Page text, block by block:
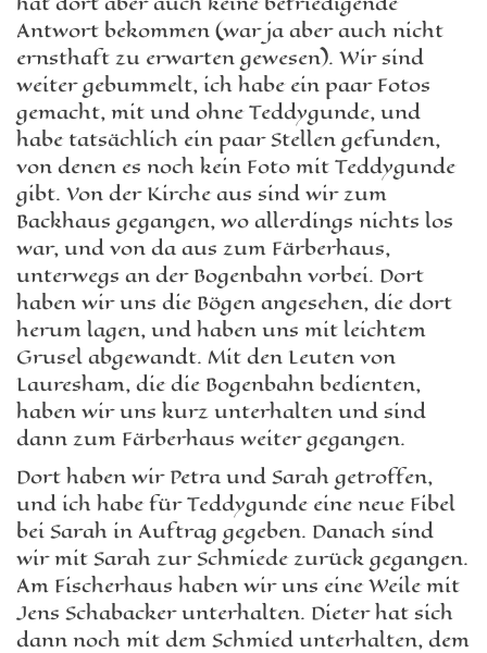
Antwort bekommen (war ja aber auch nicht
ernsthaft zu erwarten gewesen). Wir sind
weiter gebummelt, ich habe ein paar Fotos
gemacht, mit und ohne Teddygunde, und
habe tatsächlich ein paar Stellen gefunden,
von denen es noch kein Foto mit Teddygunde
gibt. Von der Kirche aus sind wir zum
Backhaus gegangen, wo allerdings nichts los
war, und von da aus zum Färberhaus,
unterwegs an der Bogenbahn vorbei. Dort
haben wir uns die Bögen angesehen, die dort
herum lagen, und haben uns mit leichtem
Grusel abgewandt. Mit den Leuten von
Lauresham, die die Bogenbahn bedienten,
haben wir uns kurz unterhalten und sind
dann zum Färberhaus weiter gegangen.
Dort haben wir Petra und Sarah getroffen,
und ich habe für Teddygunde eine neue Fibel
bei Sarah in Auftrag gegeben. Danach sind
wir mit Sarah zur Schmiede zurück gegangen.
Am Fischerhaus haben wir uns eine Weile mit
Jens Schabacker unterhalten. Dieter hat sich
dann noch mit dem Schmied unterhalten, dem